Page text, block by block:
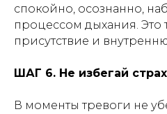
спокойно, осознанно,
процессом дыхания. Это
присутствие и
ШАГ 6. Не избегай
В моменты тревоги не